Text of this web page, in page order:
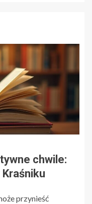
chwile:
przynieść